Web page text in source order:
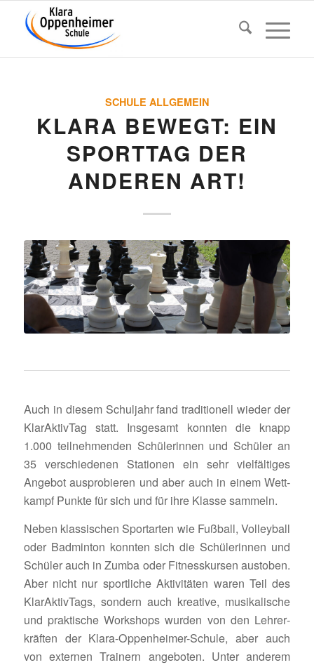
SCHULE ALLGEMEIN
KLARA BEWEGT: EIN
SPORTTAG DER
ANDEREN ART!
Auch in diesem Schul­jahr fand tradi­tio­nell wieder der
KlarAk­tivTag statt. Insge­samt konnten die knapp
1.000 teil­neh­menden Schü­le­rinnen und Schüler an
35 verschie­denen Stationen ein sehr viel­fäl­tiges
Angebot auspro­bieren und aber auch in einem Wett­
kampf Punkte für sich und für ihre Klasse sammeln.
Neben klas­si­schen Sport­arten wie Fußball, Volley­ball
oder Badminton konnten sich die Schü­le­rinnen und
Schüler auch in Zumba oder Fitness­kursen austoben.
Aber nicht nur sport­liche Akti­vi­täten waren Teil des
KlarAk­tiv­Tags, sondern auch krea­tive, musi­ka­li­sche
und prak­ti­sche Work­shops wurden von den Lehrer­
kräften der Klara-Oppen­heimer-Schule, aber auch
von externen Trai­nern ange­boten. Unter anderem